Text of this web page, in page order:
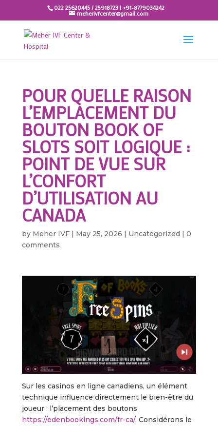
022 25620445 / 25918723 | +91-8779034242
meherivfcenter@gmail.com
POUR QUELLE RAISON
L’EMPLACEMENT DU
BOUTON BOOK OF
SLOTS SOIT LOGIQUE :
POINT DE VUE SUR
L’CONFORT
D’UTILISATION AU
CANADA
by Meher IVF| May 25, 2026 | Uncategorized | 0
comments
Sur les casinos en ligne canadiens, un élément
technique influence directement le bien-être du
joueur : l’placement des boutons
https://edenbookings.com/fr-ca/. Considérons le